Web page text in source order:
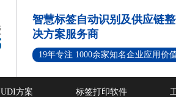
智慧标签自动识别及供应链
决方案服务商
19年专注 1000余家知名企业应用价
UDI方案 标签打印软件